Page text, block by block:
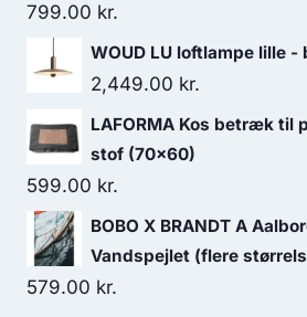
799.00 kr.
WOUD LU loftlampe lille -
2,449.00 kr.
LAFORMA Kos betræk til
stof (70x60)
599.00 kr.
BOBO X BRANDT A
Vandspejlet (flere
579.00 kr.